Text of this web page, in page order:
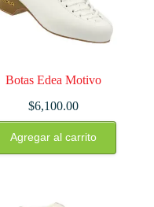
página
de
Botas Edea Motivo
$6,100.00
Agregar al carrito
Este
producto
tiene